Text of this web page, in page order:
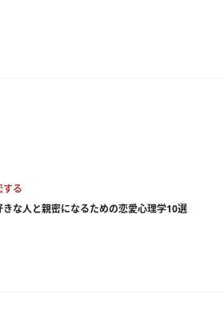
する
きな人と親密になるための恋愛心理学10選